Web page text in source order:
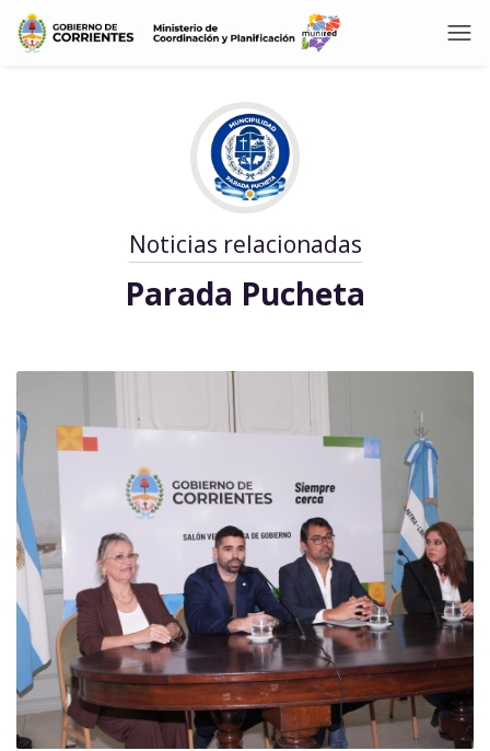
Noticias relacionadas
Parada Pucheta